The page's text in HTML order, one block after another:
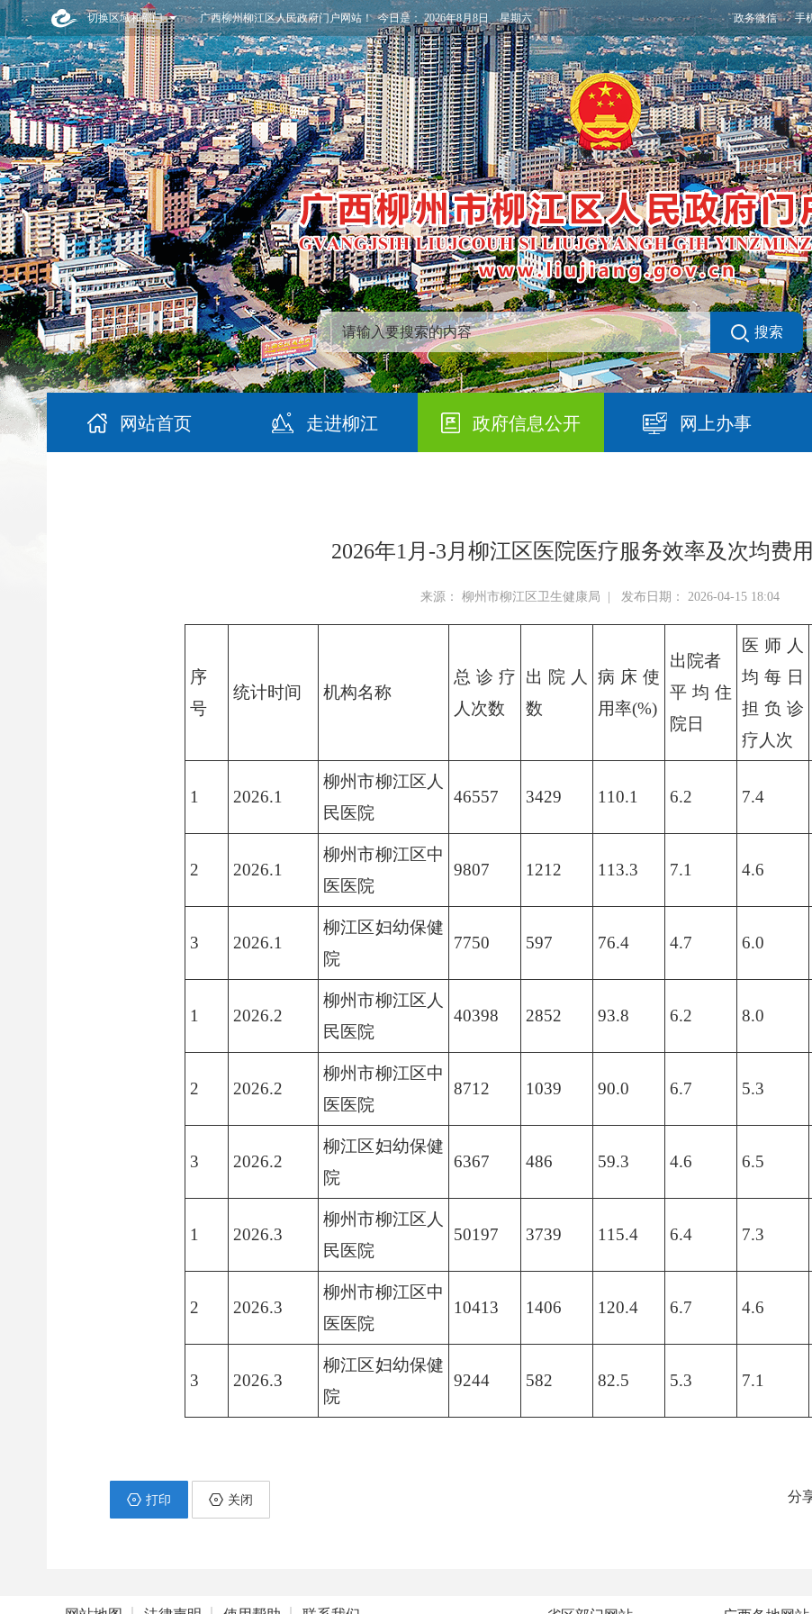
切换区域和部门 政务微信 手
广西柳州柳江区人民政府门户网站！ 今日是：2026年8月8日 星期六
搜索
网站首页 走进柳江 政府信息公开 网上办事
2026年1月-3月柳江区医院医疗服务效率及次均费
来源： 柳州市柳江区卫生健康局 | 发布日期： 2026-04-15 18:04
序
号
统计时间 机构名称
总诊疗
人次数
出院人
数
病床使
用率(%)
出院者
平均住
院日
医师人
均每日
担负诊
疗人次
1 2026.1
柳州市柳江区人
民医院
46557 3429 110.1 6.2 7.4
2 2026.1
柳州市柳江区中
医医院
9807 1212 113.3 7.1 4.6
3 2026.1
柳江区妇幼保健
院
7750 597 76.4 4.7 6.0
1 2026.2
柳州市柳江区人
民医院
40398 2852 93.8 6.2 8.0
2 2026.2
柳州市柳江区中
医医院
8712 1039 90.0 6.7 5.3
3 2026.2
柳江区妇幼保健
院
6367 486 59.3 4.6 6.5
1 2026.3
柳州市柳江区人
民医院
50197 3739 115.4 6.4 7.3
2 2026.3
柳州市柳江区中
医医院
10413 1406 120.4 6.7 4.6
3 2026.3
柳江区妇幼保健
院
9244 582 82.5 5.3 7.1
打印 关闭 分